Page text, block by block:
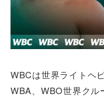
WBCは世界ライトヘ
WBA、WBO世界クル